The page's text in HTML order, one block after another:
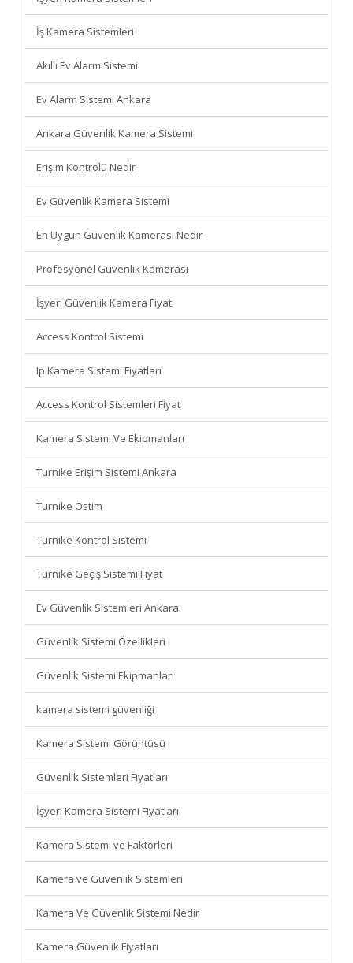
İş Kamera Sistemleri
Akıllı Ev Alarm Sistemi
Ev Alarm Sistemi Ankara
Ankara Güvenlik Kamera Sistemi
Erişim Kontrolü Nedir
Ev Güvenlik Kamera Sistemi
En Uygun Güvenlik Kamerası Nedir
Profesyonel Güvenlik Kamerası
İşyeri Güvenlik Kamera Fiyat
Access Kontrol Sistemi
Ip Kamera Sistemi Fiyatları
Access Kontrol Sistemleri Fiyat
Kamera Sistemi Ve Ekipmanları
Turnike Erişim Sistemi Ankara
Turnike Ostim
Turnike Kontrol Sistemi
Turnike Geçiş Sistemi Fiyat
Ev Güvenlik Sistemleri Ankara
Güvenlik Sistemi Özellikleri
Güvenlik Sistemi Ekipmanları
kamera sistemi güvenliği
Kamera Sistemi Görüntüsü
Güvenlik Sistemleri Fiyatları
İşyeri Kamera Sistemi Fiyatları
Kamera Sistemi ve Faktörleri
Kamera ve Güvenlik Sistemleri
Kamera Ve Güvenlik Sistemi Nedir
Kamera Güvenlik Fiyatları